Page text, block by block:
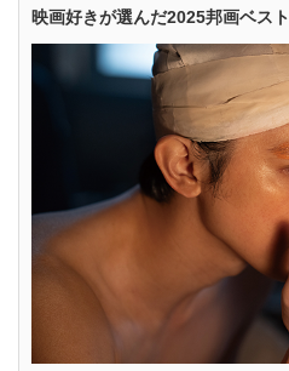
映画好きが選んだ2025邦画ベスト